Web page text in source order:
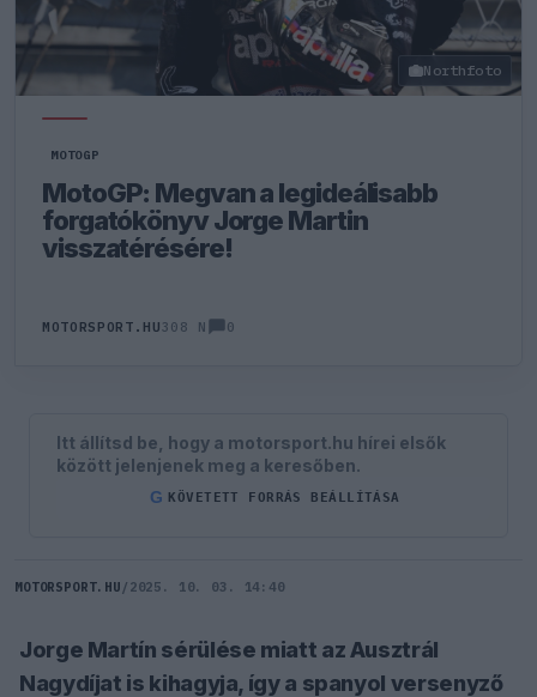
Northfoto
MOTOGP
MotoGP: Megvan a legideálisabb
forgatókönyv Jorge Martin
visszatérésére!
MOTORSPORT.HU308 N 0
Itt állítsd be, hogy a motorsport.hu hírei elsők
között jelenjenek meg a keresőben.
G KÖVETETT FORRÁS BEÁLLÍTÁSA
MOTORSPORT.HU / 2025. 10. 03. 14:40
Jorge Martín sérülése miatt az Ausztrál
Nagydíjat is kihagyja, így a spanyol versenyző